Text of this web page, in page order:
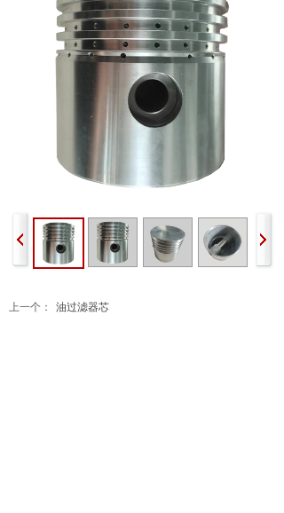
上一个：
油过滤器芯